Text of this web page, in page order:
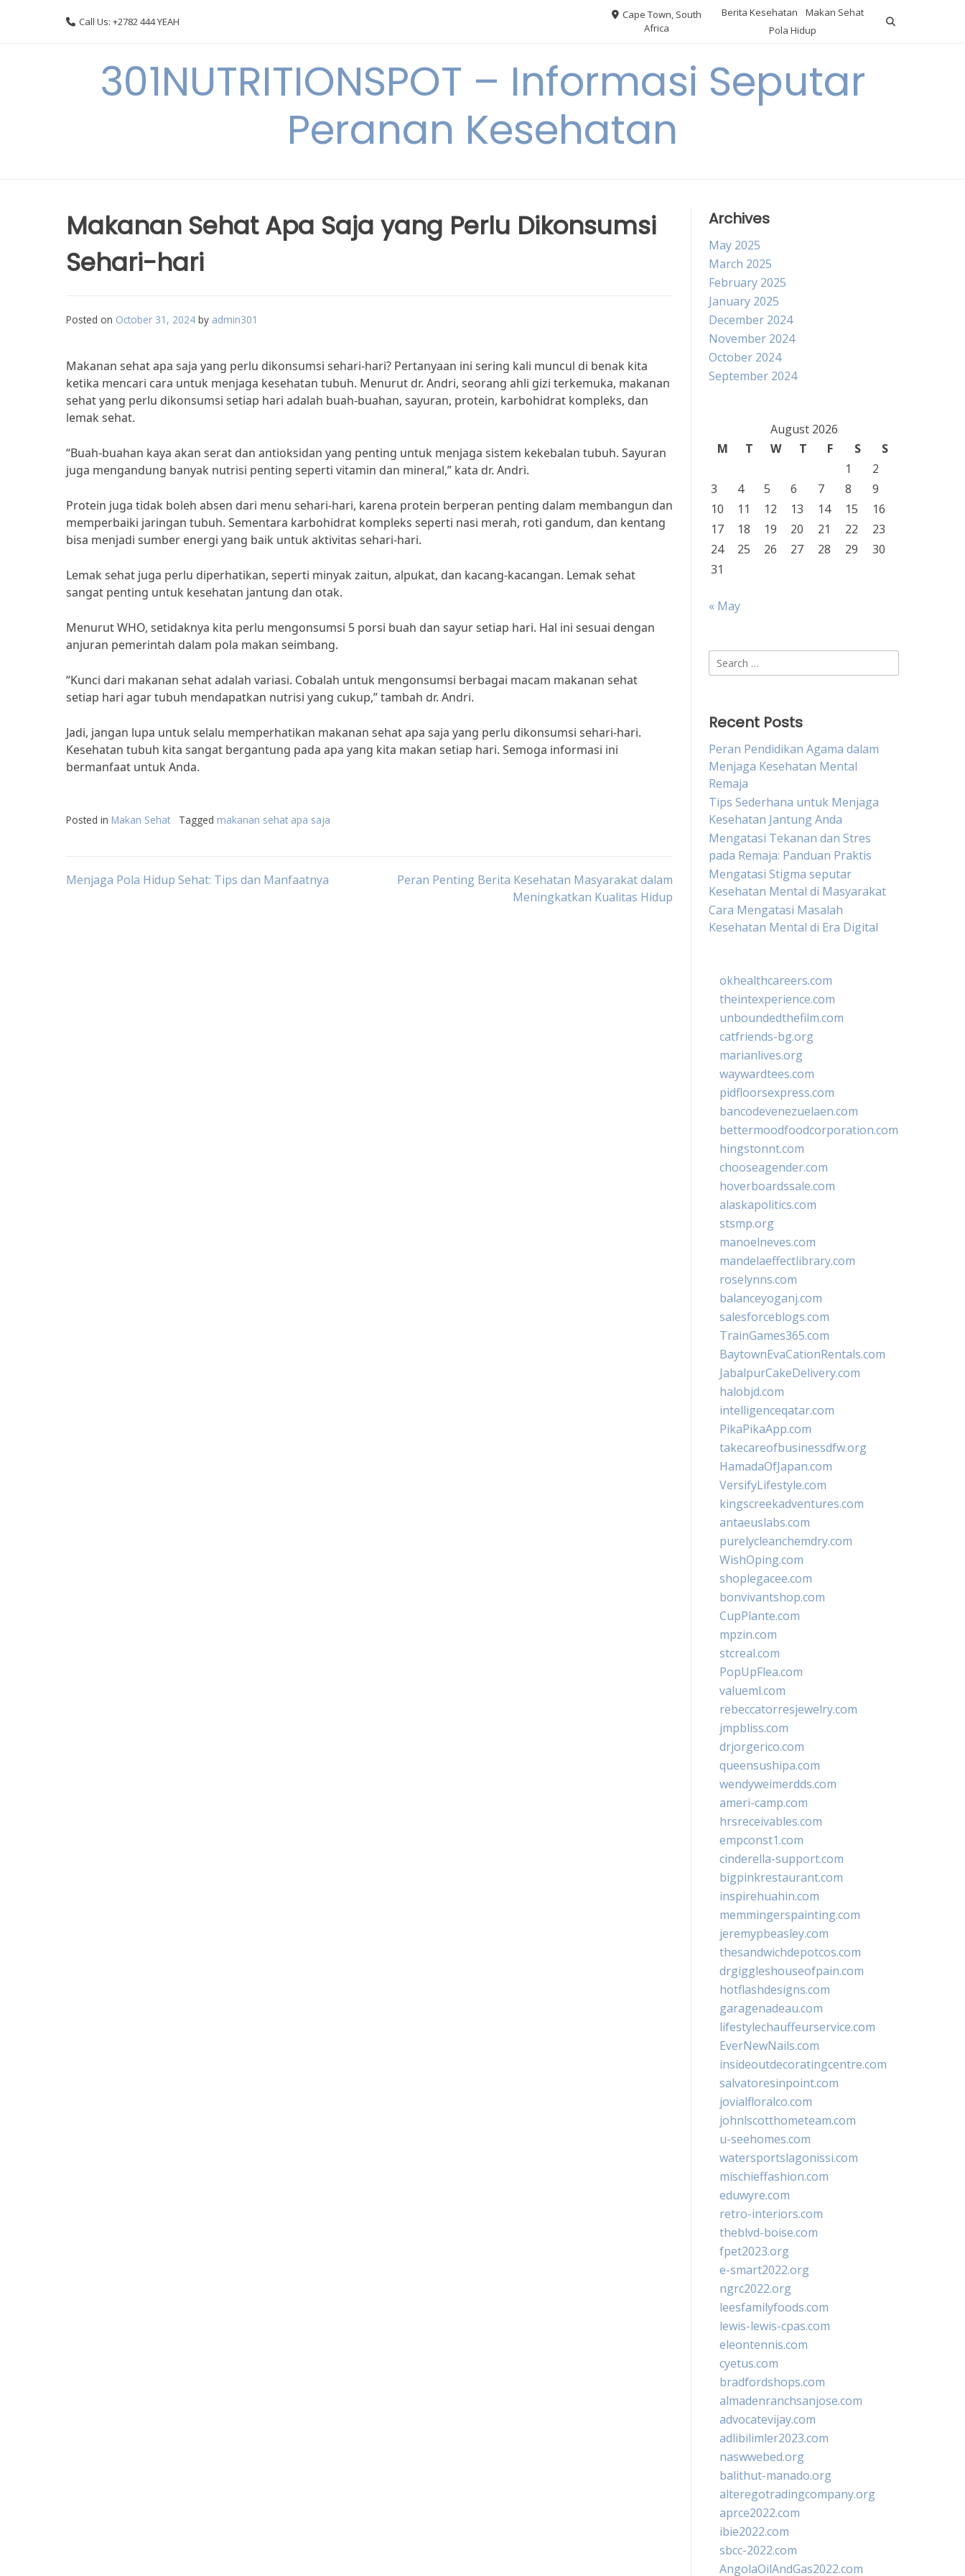
Call Us: +2782 444 YEAH
Cape Town, South
Africa
Berita Kesehatan
Makan Sehat
Pola Hidup
301NUTRITIONSPOT – Informasi Seputar
Peranan Kesehatan
Makanan Sehat Apa Saja yang Perlu Dikonsumsi
Sehari-hari
Posted on October 31, 2024 by admin301
Makanan sehat apa saja yang perlu dikonsumsi sehari-hari? Pertanyaan ini sering kali muncul di benak kita
ketika mencari cara untuk menjaga kesehatan tubuh. Menurut dr. Andri, seorang ahli gizi terkemuka, makanan
sehat yang perlu dikonsumsi setiap hari adalah buah-buahan, sayuran, protein, karbohidrat kompleks, dan
lemak sehat.
“Buah-buahan kaya akan serat dan antioksidan yang penting untuk menjaga sistem kekebalan tubuh. Sayuran
juga mengandung banyak nutrisi penting seperti vitamin dan mineral,” kata dr. Andri.
Protein juga tidak boleh absen dari menu sehari-hari, karena protein berperan penting dalam membangun dan
memperbaiki jaringan tubuh. Sementara karbohidrat kompleks seperti nasi merah, roti gandum, dan kentang
bisa menjadi sumber energi yang baik untuk aktivitas sehari-hari.
Lemak sehat juga perlu diperhatikan, seperti minyak zaitun, alpukat, dan kacang-kacangan. Lemak sehat
sangat penting untuk kesehatan jantung dan otak.
Menurut WHO, setidaknya kita perlu mengonsumsi 5 porsi buah dan sayur setiap hari. Hal ini sesuai dengan
anjuran pemerintah dalam pola makan seimbang.
“Kunci dari makanan sehat adalah variasi. Cobalah untuk mengonsumsi berbagai macam makanan sehat
setiap hari agar tubuh mendapatkan nutrisi yang cukup,” tambah dr. Andri.
Jadi, jangan lupa untuk selalu memperhatikan makanan sehat apa saja yang perlu dikonsumsi sehari-hari.
Kesehatan tubuh kita sangat bergantung pada apa yang kita makan setiap hari. Semoga informasi ini
bermanfaat untuk Anda.
Posted in Makan Sehat Tagged makanan sehat apa saja
Post
Menjaga Pola Hidup Sehat: Tips dan Manfaatnya
Peran Penting Berita Kesehatan Masyarakat dalam
Meningkatkan Kualitas Hidup
Archives
May 2025
March 2025
February 2025
January 2025
December 2024
November 2024
October 2024
September 2024
August 2026
M
T W T F S
S
1
2
3
4 5 6 7 8
9
10
11 12 13 14 15
16
17
18 19 20 21 22
23
24
25 26 27 28 29
30
31
« May
Search
for:
Recent Posts
Peran Pendidikan Agama dalam
Menjaga Kesehatan Mental
Remaja
Tips Sederhana untuk Menjaga
Kesehatan Jantung Anda
Mengatasi Tekanan dan Stres
pada Remaja: Panduan Praktis
Mengatasi Stigma seputar
Kesehatan Mental di Masyarakat
Cara Mengatasi Masalah
Kesehatan Mental di Era Digital
okhealthcareers.com
theintexperience.com
unboundedthefilm.com
catfriends-bg.org
marianlives.org
waywardtees.com
pidfloorsexpress.com
bancodevenezuelaen.com
bettermoodfoodcorporation.com
hingstonnt.com
chooseagender.com
hoverboardssale.com
alaskapolitics.com
stsmp.org
manoelneves.com
mandelaeffectlibrary.com
roselynns.com
balanceyoganj.com
salesforceblogs.com
TrainGames365.com
BaytownEvaCationRentals.com
JabalpurCakeDelivery.com
halobjd.com
intelligenceqatar.com
PikaPikaApp.com
takecareofbusinessdfw.org
HamadaOfJapan.com
VersifyLifestyle.com
kingscreekadventures.com
antaeuslabs.com
purelycleanchemdry.com
WishOping.com
shoplegacee.com
bonvivantshop.com
CupPlante.com
mpzin.com
stcreal.com
PopUpFlea.com
valueml.com
rebeccatorresjewelry.com
jmpbliss.com
drjorgerico.com
queensushipa.com
wendyweimerdds.com
ameri-camp.com
hrsreceivables.com
empconst1.com
cinderella-support.com
bigpinkrestaurant.com
inspirehuahin.com
memmingerspainting.com
jeremypbeasley.com
thesandwichdepotcos.com
drgiggleshouseofpain.com
hotflashdesigns.com
garagenadeau.com
lifestylechauffeurservice.com
EverNewNails.com
insideoutdecoratingcentre.com
salvatoresinpoint.com
jovialfloralco.com
johnlscotthometeam.com
u-seehomes.com
watersportslagonissi.com
mischieffashion.com
eduwyre.com
retro-interiors.com
theblvd-boise.com
fpet2023.org
e-smart2022.org
ngrc2022.org
leesfamilyfoods.com
lewis-lewis-cpas.com
eleontennis.com
cyetus.com
bradfordshops.com
almadenranchsanjose.com
advocatevijay.com
adlibilimler2023.com
naswwebed.org
balithut-manado.org
alteregotradingcompany.org
aprce2022.com
ibie2022.com
sbcc-2022.com
AngolaOilAndGas2022.com